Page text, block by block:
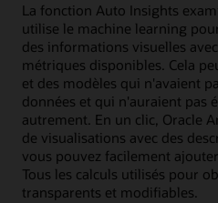
La fonction Auto Insights
utilise le machine learning
des informations visuelles
métriques disponibles. Cela
et des modèles qui n'avaient
données et qui n'auraient pas
autrement. En un clic, Oracle
de visualisations avec des
vous pouvez facilement
Tous les calculs utilisés pour
transparents et modifiables.